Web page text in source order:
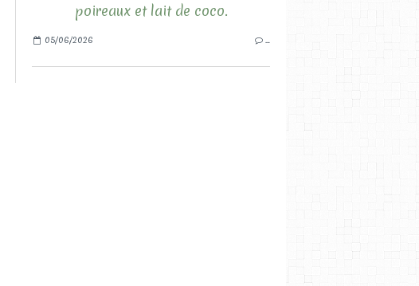
poireaux et lait de coco.
05/06/2026 …